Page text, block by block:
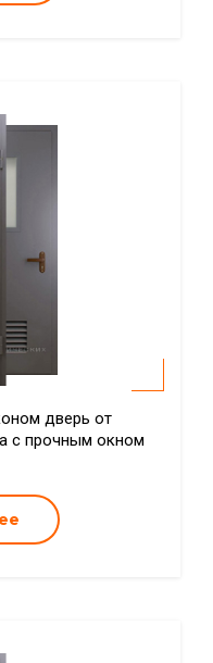
дверь от
с прочным окном